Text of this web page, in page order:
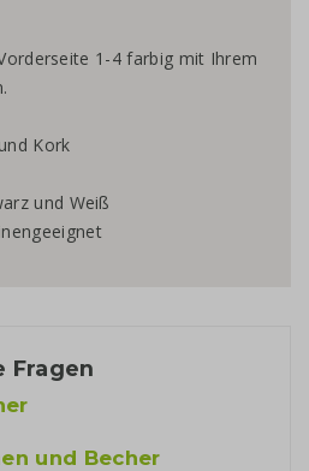
1-4 farbig mit Ihrem
Kork
und Weiß
Fragen
und Becher